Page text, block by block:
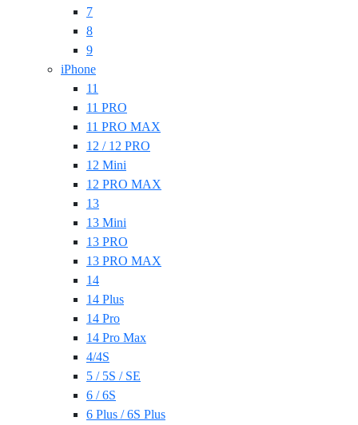
7
8
9
iPhone
11
11 PRO
11 PRO MAX
12 / 12 PRO
12 Mini
12 PRO MAX
13
13 Mini
13 PRO
13 PRO MAX
14
14 Plus
14 Pro
14 Pro Max
4/4S
5 / 5S / SE
6 / 6S
6 Plus / 6S Plus